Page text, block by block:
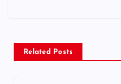
a
Related Posts